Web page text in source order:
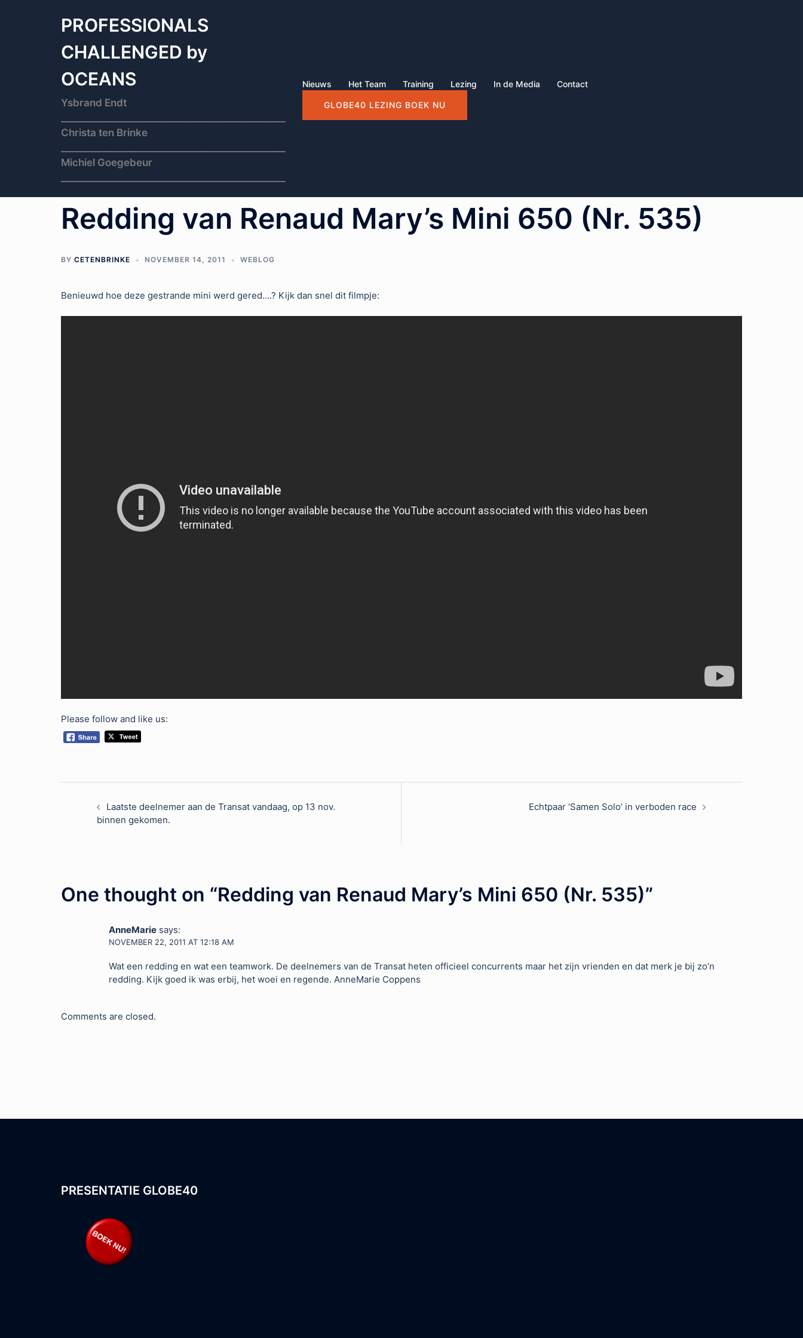
PROFESSIONALS
CHALLENGED by
OCEANS
Ysbrand Endt
Christa ten Brinke
Michiel Goegebeur
Nieuws Het Team Training Lezing In de Media Contact
GLOBE40 LEZING BOEK NU
Redding van Renaud Mary’s Mini 650 (Nr. 535)
BY CETENBRINKE NOVEMBER 14, 2011 WEBLOG
Benieuwd hoe deze gestrande mini werd gered….? Kijk dan snel dit filmpje:
Please follow and like us:
PostLaatste deelnemer aan de Transat vandaag, op 13 nov.
binnen gekomen.
Echtpaar ‘Samen Solo’ in verboden race
One thought on “Redding van Renaud Mary’s Mini 650 (Nr. 535)”
AnneMarie says:
NOVEMBER 22, 2011 AT 12:18 AM
Wat een redding en wat een teamwork. De deelnemers van de Transat heten officieel concurrents maar het zijn vrienden en dat merk je bij zo’n
redding. Kijk goed ik was erbij, het woei en regende. AnneMarie Coppens
Comments are closed.
PRESENTATIE GLOBE40